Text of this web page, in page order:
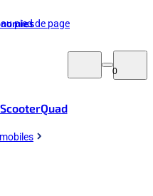
pied de page
0
ScooterQuad